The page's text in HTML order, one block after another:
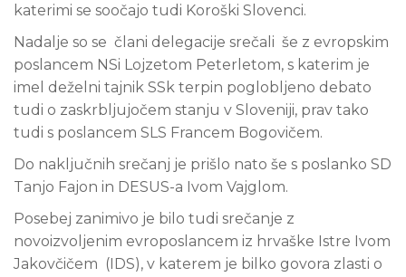
katerimi se soočajo tudi Koroški Slovenci.
Nadalje so se člani delegacije srečali še z evropskim
poslancem NSi Lojzetom Peterletom, s katerim je
imel deželni tajnik SSk terpin poglobljeno debato
tudi o zaskrbljujočem stanju v Sloveniji, prav tako
tudi s poslancem SLS Francem Bogovičem.
Do naključnih srečanj je prišlo nato še s poslanko SD
Tanjo Fajon in DESUS-a Ivom Vajglom.
Posebej zanimivo je bilo tudi srečanje z
novoizvoljenim evroposlancem iz hrvaške Istre Ivom
Jakovčičem (IDS), v katerem je bilko govora zlasti o